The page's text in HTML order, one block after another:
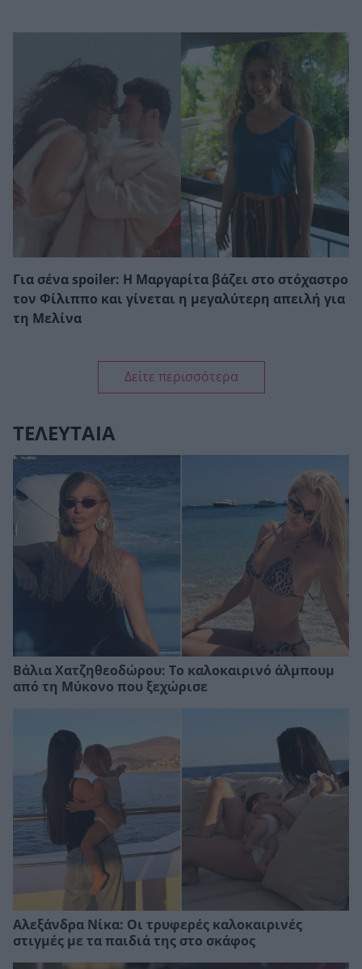
Για σένα spoiler: Η Μαργαρίτα βάζει στο στόχαστρο
τον Φίλιππο και γίνεται η μεγαλύτερη απειλή για
τη Μελίνα
Δείτε περισσότερα
ΤΕΛΕΥΤΑΙΑ
Βάλια Χατζηθεοδώρου: Το καλοκαιρινό άλμπουμ
από τη Μύκονο που ξεχώρισε
Αλεξάνδρα Νίκα: Οι τρυφερές καλοκαιρινές
στιγμές με τα παιδιά της στο σκάφος